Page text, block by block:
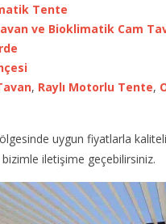
Tente
ve Bioklimatik Cam
, Raylı Motorlu Tente,
uygun fiyatlarla
iletişime geçebilirsiniz.